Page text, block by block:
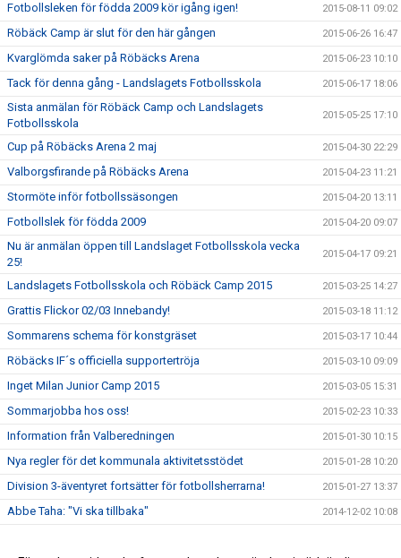
Fotbollsleken för födda 2009 kör igång igen! 2015-08-11 09:02
Röbäck Camp är slut för den här gången 2015-06-26 16:47
Kvarglömda saker på Röbäcks Arena 2015-06-23 10:10
Tack för denna gång - Landslagets Fotbollsskola 2015-06-17 18:06
Sista anmälan för Röbäck Camp och Landslagets
Fotbollsskola
2015-05-25 17:10
Cup på Röbäcks Arena 2 maj 2015-04-30 22:29
Valborgsfirande på Röbäcks Arena 2015-04-23 11:21
Stormöte inför fotbollssäsongen 2015-04-20 13:11
Fotbollslek för födda 2009 2015-04-20 09:07
Nu är anmälan öppen till Landslaget Fotbollsskola vecka
25!
2015-04-17 09:21
Landslagets Fotbollsskola och Röbäck Camp 2015 2015-03-25 14:27
Grattis Flickor 02/03 Innebandy! 2015-03-18 11:12
Sommarens schema för konstgräset 2015-03-17 10:44
Röbäcks IF´s officiella supportertröja 2015-03-10 09:09
Inget Milan Junior Camp 2015 2015-03-05 15:31
Sommarjobba hos oss! 2015-02-23 10:33
Information från Valberedningen 2015-01-30 10:15
Nya regler för det kommunala aktivitetsstödet 2015-01-28 10:20
Division 3-äventyret fortsätter för fotbollsherrarna! 2015-01-27 13:37
Abbe Taha: "Vi ska tillbaka" 2014-12-02 10:08